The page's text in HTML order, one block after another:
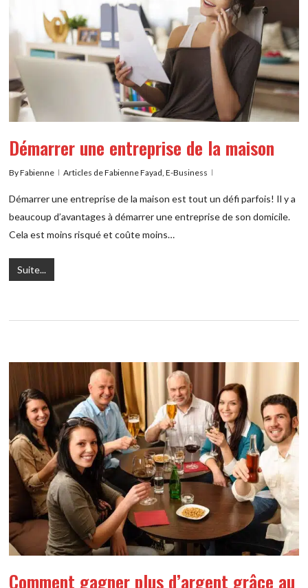
Démarrer une entreprise de la maison
ByFabienne Articles de Fabienne Fayad ,E-Business
Démarrer une entreprise de la maison est tout un défi parfois! Il y a
beaucoup d’avantages à démarrer une entreprise de son domicile.
Cela est moins risqué et coûte moins…
Suite...
Comment gagner plus d’argent grâce au